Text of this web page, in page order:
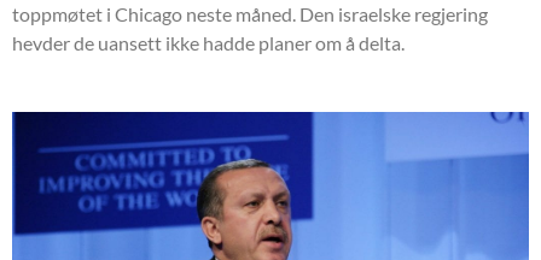
toppmøtet i Chicago neste måned. Den israelske regjering
hevder de uansett ikke hadde planer om å delta.